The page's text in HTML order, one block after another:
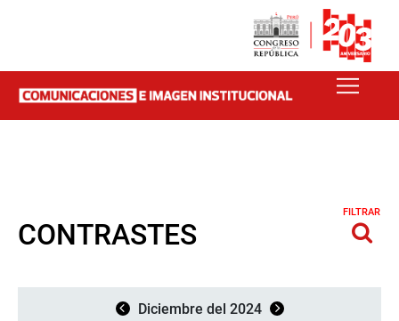
CONTRASTES
FILTRAR
Diciembre del 2024